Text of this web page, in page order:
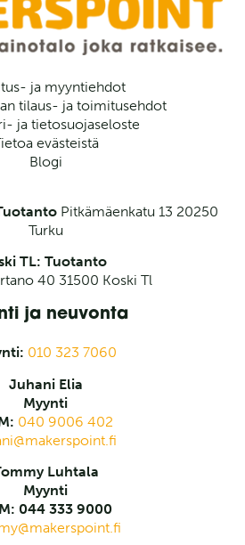
ja myyntiehdot
tilaus- ja toimitusehdot
ja tietosuojaseloste
evästeistä
Blogi
Pitkämäenkatu 13 20250
Turku
TL: Tuotanto
40 31500 Koski Tl
ja neuvonta
010 323 7060
Juhani Elia
Myynti
040 9006 402
Luhtala
Myynti
044 333 9000